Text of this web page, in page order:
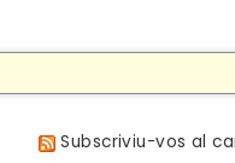
Subscriviu-vos al